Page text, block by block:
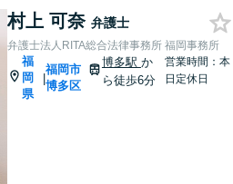
村上 可奈 弁護士
弁護士法人RITA総合法律事務所 福岡事務所
福
岡
県
|
福岡市
博多区
博多駅 か
ら徒歩6分
営業時間：本
日定休日